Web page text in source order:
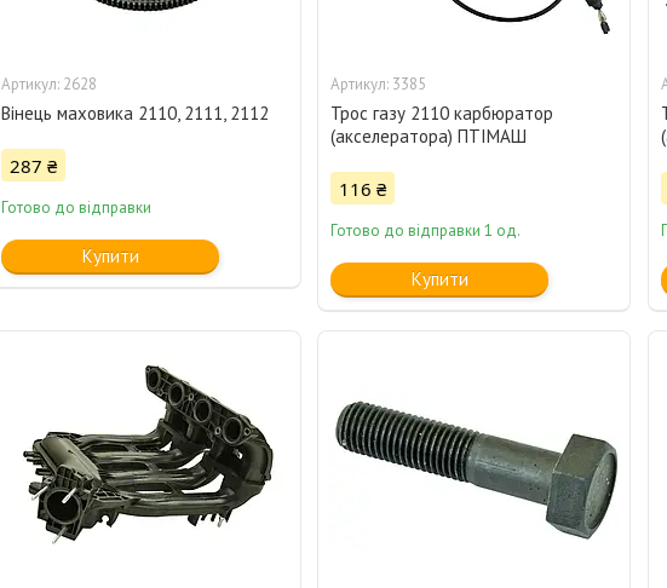
2628
Вінець маховика 2110, 2111, 2112
287 ₴
Готово до відправки
Купити
3385
Трос газу 2110 карбюратор
(акселератора) ПТІМАШ
116 ₴
Готово до відправки 1 од.
Купити